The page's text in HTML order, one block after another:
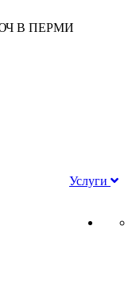
В ПЕРМИ
Услуги